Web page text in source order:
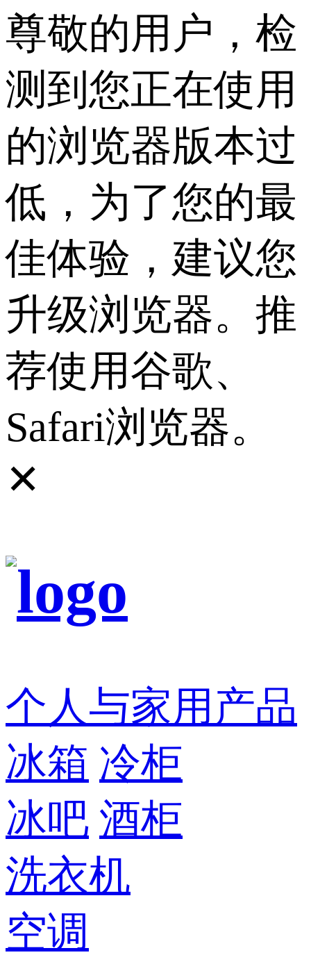
尊敬的用户，检
测到您正在使用
的浏览器版本过
低，为了您的最
佳体验，建议您
升级浏览器。推
荐使用谷歌、
Safari浏览器。
✕
个人与家用产品
冰箱 冷柜
冰吧 酒柜
洗衣机
空调